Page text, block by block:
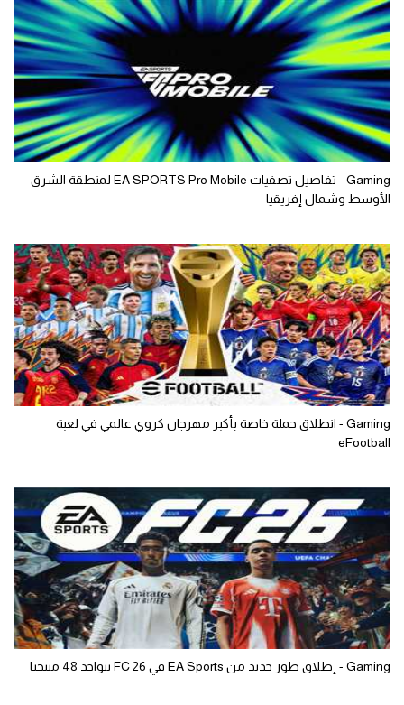
Gaming - تفاصيل تصفيات EA SPORTS Pro Mobile لمنطقة الشرق
الأوسط وشمال إفريقيا
Gaming - انطلاق حملة خاصة بأكبر مهرجان كروي عالمي في لعبة
eFootball
Gaming - إطلاق طور جديد من EA Sports في FC 26 بتواجد 48 منتخبا